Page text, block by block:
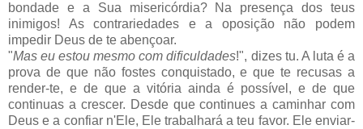
bondade e a Sua misericórdia? Na presença dos teus
inimigos! As contrariedades e a oposição não podem
impedir Deus de te abençoar.
"Mas eu estou mesmo com dificuldades!", dizes tu. A luta é a
prova de que não fostes conquistado, e que te recusas a
render-te, e de que a vitória ainda é possível, e de que
continuas a crescer. Desde que continues a caminhar com
Deus e a confiar n'Ele, Ele trabalhará a teu favor. Ele enviar-